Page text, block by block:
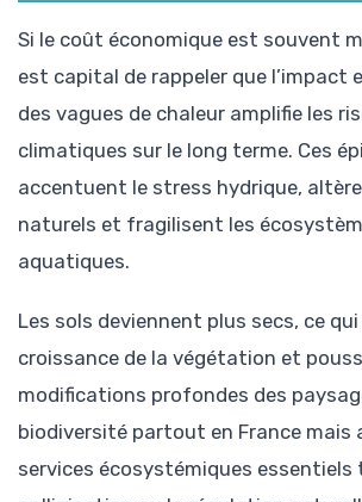
Si le coût économique est souvent
est capital de rappeler que l’impact
des vagues de chaleur amplifie les
climatiques sur le long terme. Ces
accentuent le stress hydrique,
naturels et fragilisent les
aquatiques.
Les sols deviennent plus secs, ce
croissance de la végétation et
modifications profondes des
biodiversité partout en France mais
services écosystémiques essentiels